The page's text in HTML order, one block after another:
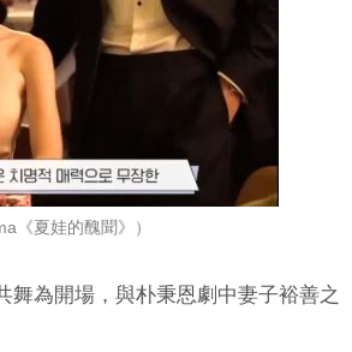
《夏娃的醜聞》）
為開場，與朴秉恩劇中妻子裕善之